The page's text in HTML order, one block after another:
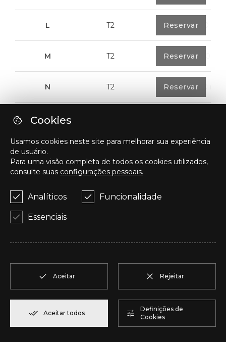
L T2 80,40 m²
Reservar
M T2 108,00 m²
Reservar
N T2 94,20 m²
Reservar
O
P T2 Reservar
S T1 1 57,95 m²
Reservar
T 1 Reservar
U T2 1 104,85 m²
Reservar
Cookies
Usamos cookies neste site para melhorar sua experiência
de usuário.
Para uma visão completa de todos os cookies utilizados,
consulte suas configurações pessoais.
Analíticos Funcionalidade
Essenciais
Aceitar Rejeitar
Aceitar todos
Definições de
Cookies